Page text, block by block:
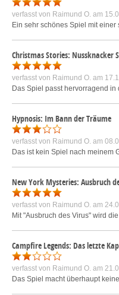
verfasst von Raimund O. am
Ein sehr schönes Spiel mit
Christmas Stories: Nussknacker
verfasst von Raimund O. am
Das Spiel passt hervorragend
Hypnosis: Im Bann der Träume
verfasst von Raimund O. am
Das ist kein Spiel nach meinem
New York Mysteries: Ausbruch
verfasst von Raimund O. am
Mit "Ausbruch des Virus" wird
Campfire Legends: Das letzte
verfasst von Raimund O. am
Das Spiel macht überhaupt